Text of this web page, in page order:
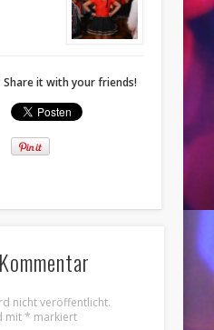
it with your friends!
nicht veröffentlicht.
mit* markiert